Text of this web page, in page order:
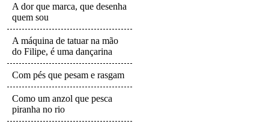
A dor que marca, que desenha
quem sou
A máquina de tatuar na mão
do Filipe, é uma dançarina
Com pés que pesam e rasgam
Como um anzol que pesca
piranha no rio